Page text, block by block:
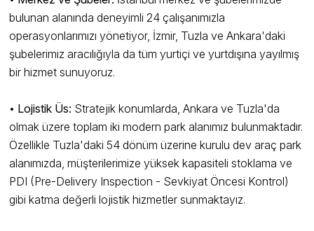
bulunan alanında deneyimli 24 çalışanımızla
operasyonlarımızı yönetiyor, İzmir, Tuzla ve Ankara'daki
şubelerimiz aracılığıyla da tüm yurtiçi ve yurtdışına yayılmış
bir hizmet sunuyoruz.
• Lojistik Üs: Stratejik konumlarda, Ankara ve Tuzla'da
olmak üzere toplam iki modern park alanımız bulunmaktadır.
Özellikle Tuzla'daki 54 dönüm üzerine kurulu dev araç park
alanımızda, müşterilerimize yüksek kapasiteli stoklama ve
PDI (Pre-Delivery Inspection - Sevkiyat Öncesi Kontrol)
gibi katma değerli lojistik hizmetler sunmaktayız.